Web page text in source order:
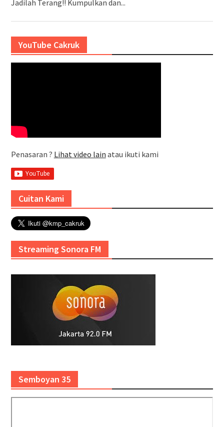
Jadilah Terang!! Kumpulkan dan...
YouTube Cakruk
Penasaran ? Lihat video lain atau ikuti kami
Cuitan Kami
Streaming Sonora FM
Semboyan 35